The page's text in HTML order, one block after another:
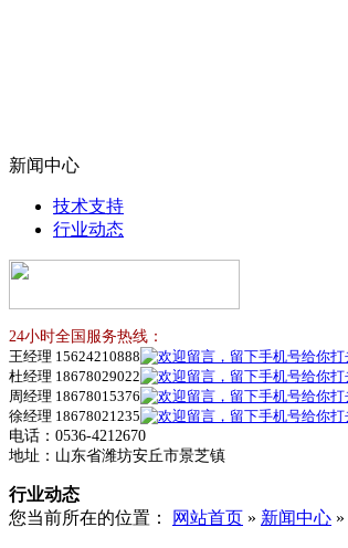
新闻中心
技术支持
行业动态
24小时全国服务热线：
王经理 15624210888
杜经理 18678029022
周经理 18678015376
徐经理 18678021235
电话：0536-4212670
地址：山东省潍坊安丘市景芝镇
行业动态
您当前所在的位置：
网站首页 » 新闻中心 »